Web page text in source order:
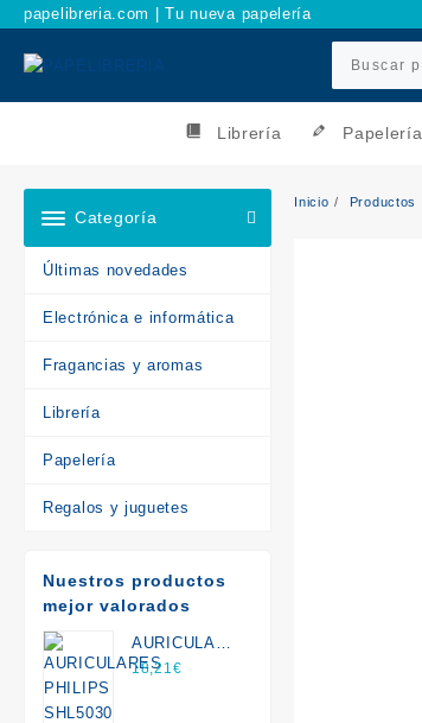
contenido
papelibreria.com | Tu nueva papelería
Librería Papelería
Categoría
Últimas novedades
Electrónica e informática
Fragancias y aromas
Librería
Papelería
Regalos y juguetes
Nuestros productos
mejor valorados
AURICULARES
PHILIPS
18,21€
Inicio Productos